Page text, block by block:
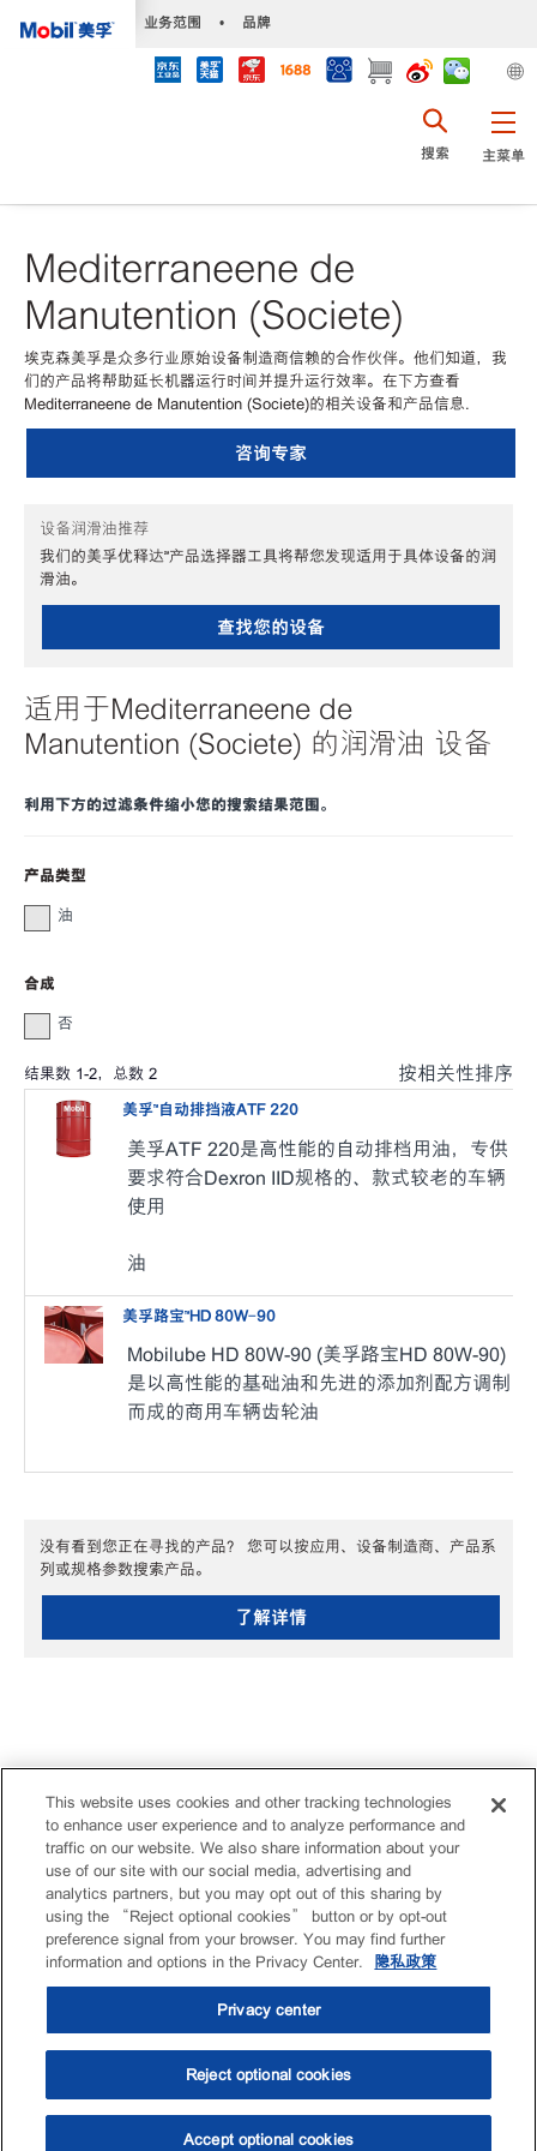
业务范围 • 品牌
主菜单
搜索
Mediterraneene de
Manutention (Societe)
埃克森美孚是众多行业原始设备制造商信赖的合作伙伴。他们知道，我
们的产品将帮助延长机器运行时间并提升运行效率。在下方查看
Mediterraneene de Manutention (Societe)的相关设备和产品信息.
咨询专家
设备润滑油推荐
我们的美孚优释达℠产品选择器工具将帮您发现适用于具体设备的润
滑油。
查找您的设备
适用于Mediterraneene de
Manutention (Societe) 的润滑油 设备
利用下方的过滤条件缩小您的搜索结果范围。
产品类型
油
合成
否
结果数 1-2，总数 2 按相关性排序
美孚™️自动排挡液ATF 220
美孚ATF 220是高性能的自动排档用油，专供
要求符合Dexron IID规格的、款式较老的车辆
使用
油
美孚路宝™HD 80W-90
Mobilube HD 80W-90 (美孚路宝HD 80W-90)
是以高性能的基础油和先进的添加剂配方调制
而成的商用车辆齿轮油
没有看到您正在寻找的产品？ 您可以按应用、设备制造商、产品系
列或规格参数搜索产品。
了解详情
This website uses cookies and other tracking technologies
to enhance user experience and to analyze performance and
traffic on our website. We also share information about your
use of our site with our social media, advertising and
analytics partners, but you may opt out of this sharing by
using the “Reject optional cookies” button or by opt-out
preference signal from your browser. You may find further
information and options in the Privacy Center.
隐私政策
Privacy center
Reject optional cookies
Accept optional cookies